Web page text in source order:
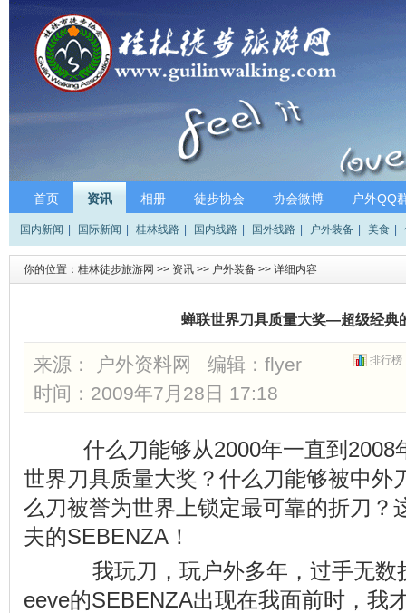
首页 资讯 相册 徒步协会 协会微博 户外QQ
国内新闻 国际新闻 桂林线路 国内线路 国外线路 户外装备 美食
你的位置： 桂林徒步旅游网 >> 资讯 >> 户外装备 >> 详细内容
蝉联世界刀具质量大奖—超级经典
排行榜
来源： 户外资料网 编辑： flyer
时间：2009年7月28日 17:18
什么刀能够从2000年一直到2008
世界刀具质量大奖？什么刀能够被中外
么刀被誉为世界上锁定最可靠的折刀？
夫的SEBENZA！
我玩刀，玩户外多年，过手无数
eeve的SEBENZA出现在我面前时，我